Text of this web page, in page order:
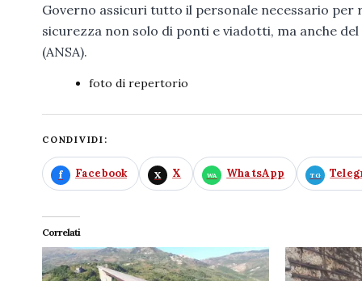
Governo assicuri tutto il personale necessario
sicurezza non solo di ponti e viadotti, ma anche
(ANSA).
foto di repertorio
CONDIVIDI:
Facebook X WhatsApp
Correlati